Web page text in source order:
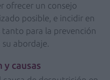
ofrecer un consejo
posible, e incidir en
para la prevención
abordaje.
causas